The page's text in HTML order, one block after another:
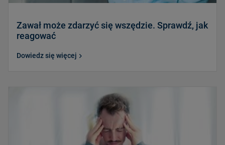
Zawał może zdarzyć się wszędzie. Sprawdź, jak
reagować
Dowiedz się więcej